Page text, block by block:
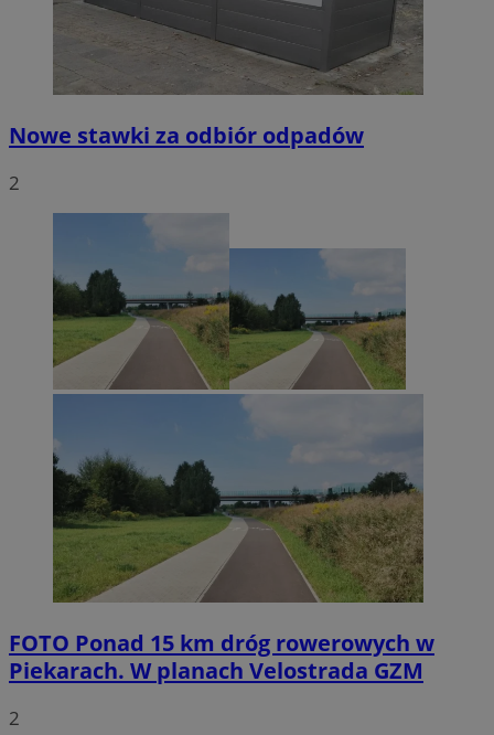
Nowe stawki za odbiór odpadów
2
FOTO Ponad 15 km dróg rowerowych w
Piekarach. W planach Velostrada GZM
2